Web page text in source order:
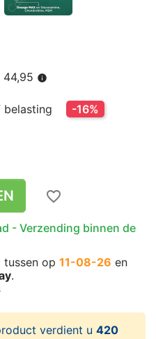
44,95 info
belasting -16%
favorite_border
- Verzending binnen de
tussen op 11-08-26 en
.
verdient u 420